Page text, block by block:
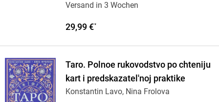
Versand in 3 Wochen
29,99 €*
Taro. Polnoe rukovodstvo po chteniju
kart i predskazatel'noj praktike
Konstantin Lavo, Nina Frolova